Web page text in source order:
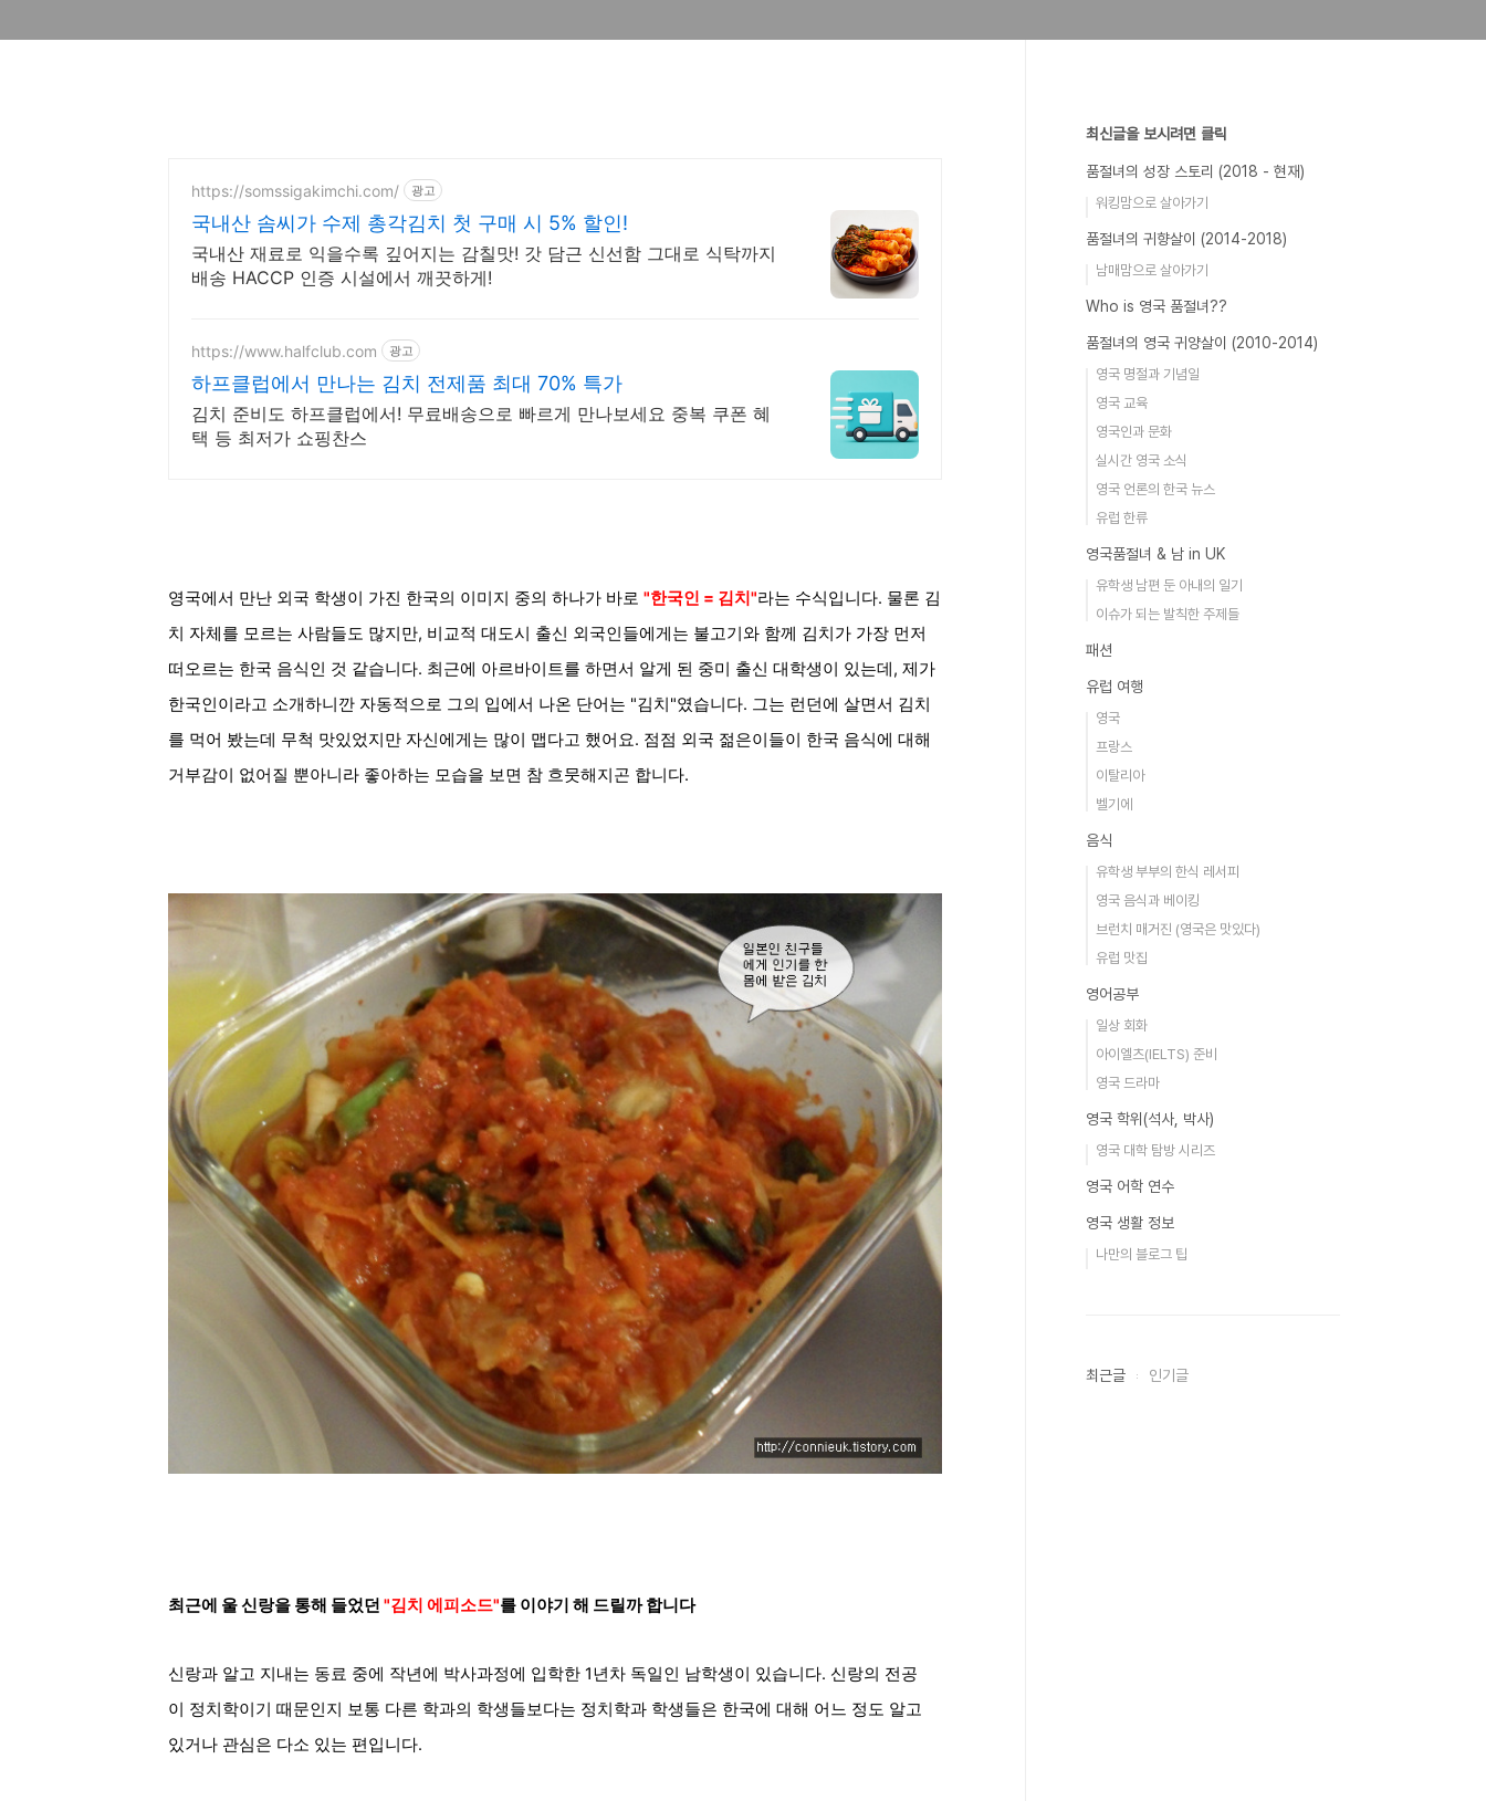
https://somssigakimchi.com/ 광고
국내산 솜씨가 수제 총각김치 첫 구매 시 5% 할인!
국내산 재료로 익을수록 깊어지는 감칠맛! 갓 담근 신선함 그대로 식탁까지
배송 HACCP 인증 시설에서 깨끗하게!
https://www.halfclub.com 광고
하프클럽에서 만나는 김치 전제품 최대 70% 특가
김치 준비도 하프클럽에서! 무료배송으로 빠르게 만나보세요 중복 쿠폰 혜
택 등 최저가 쇼핑찬스
영국에서 만난 외국 학생이 가진 한국의 이미지 중의 하나가 바로 "한국인 = 김치"라는 수식입니다. 물론 김
치 자체를 모르는 사람들도 많지만, 비교적 대도시 출신 외국인들에게는 불고기와 함께 김치가 가장 먼저
떠오르는 한국 음식인 것 같습니다. 최근에 아르바이트를 하면서 알게 된 중미 출신 대학생이 있는데, 제가
한국인이라고 소개하니깐 자동적으로 그의 입에서 나온 단어는 "김치"였습니다. 그는 런던에 살면서 김치
를 먹어 봤는데 무척 맛있었지만 자신에게는 많이 맵다고 했어요. 점점 외국 젊은이들이 한국 음식에 대해
거부감이 없어질 뿐아니라 좋아하는 모습을 보면 참 흐뭇해지곤 합니다.
최근에 울 신랑을 통해 들었던 "김치 에피소드"를 이야기 해 드릴까 합니다
신랑과 알고 지내는 동료 중에 작년에 박사과정에 입학한 1년차 독일인 남학생이 있습니다. 신랑의 전공
이 정치학이기 때문인지 보통 다른 학과의 학생들보다는 정치학과 학생들은 한국에 대해 어느 정도 알고
있거나 관심은 다소 있는 편입니다.
최신글을 보시려면 클릭
품절녀의 성장 스토리 (2018 - 현재)
워킹맘으로 살아가기
품절녀의 귀향살이 (2014-2018)
남매맘으로 살아가기
Who is 영국 품절녀??
품절녀의 영국 귀양살이 (2010-2014)
영국 명절과 기념일
영국 교육
영국인과 문화
실시간 영국 소식
영국 언론의 한국 뉴스
유럽 한류
영국품절녀 & 남 in UK
유학생 남편 둔 아내의 일기
이슈가 되는 발칙한 주제들
패션
유럽 여행
영국
프랑스
이탈리아
벨기에
음식
유학생 부부의 한식 레서피
영국 음식과 베이킹
브런치 매거진 (영국은 맛있다)
유럽 맛집
영어공부
일상 회화
아이엘츠(IELTS) 준비
영국 드라마
영국 학위(석사, 박사)
영국 대학 탐방 시리즈
영국 어학 연수
영국 생활 정보
나만의 블로그 팁
최근글 인기글